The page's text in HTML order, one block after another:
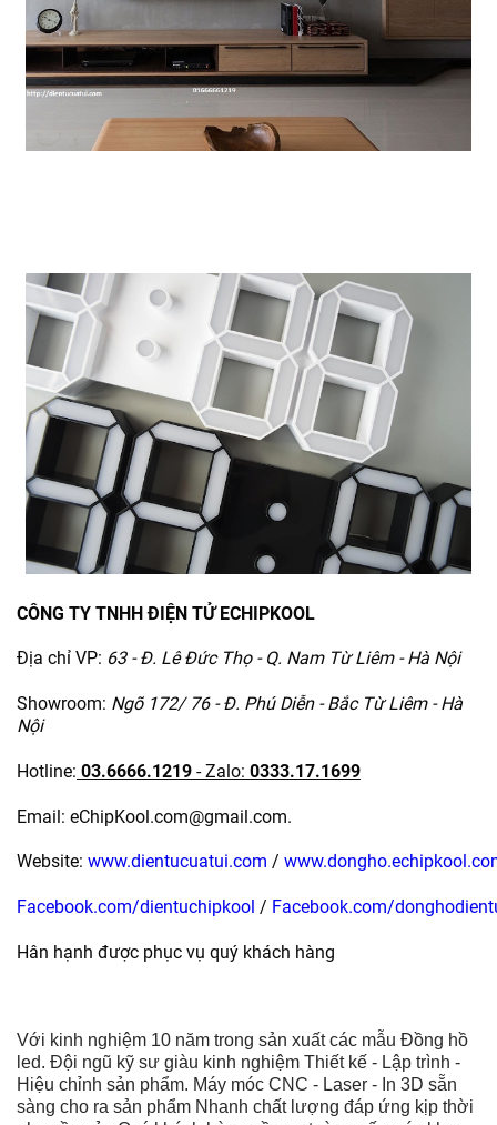
CÔNG TY TNHH ĐIỆN TỬ ECHIPKOOL
Địa chỉ VP: 63 - Đ. Lê Đức Thọ - Q. Nam Từ Liêm - Hà Nội
Showroom: Ngõ 172/ 76 - Đ. Phú Diễn - Bắc Từ Liêm - Hà
Nội
Hotline: 03.6666.1219 - Zalo: 0333.17.1699
Email: eChipKool.com@gmail.com.
Website: www.dientucuatui.com /
Facebook.com/dientuchipkool / Facebook.com/
Hân hạnh được phục vụ quý khách hàng
Với kinh nghiệm 10 năm trong sản xuất các mẫu Đồng hồ
led. Đội ngũ kỹ sư giàu kinh nghiệm Thiết kế - Lập trình -
Hiệu chỉnh sản phẩm. Máy móc CNC - Laser - In 3D sẵn
sàng cho ra sản phẩm Nhanh chất lượng đáp ứng kịp thời